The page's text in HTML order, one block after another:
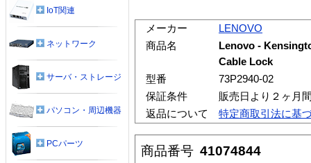
メーカー
LENOVO
商品名
Lenovo -
Cable Lock
型番
73P2940-02
保証条件
販売日より２ヶ月
返品について
特定商取引法に基
商品番号 41074844
IoT関連
ネットワーク
サーバ・ストレージ
パソコン・周辺機器
PCパーツ